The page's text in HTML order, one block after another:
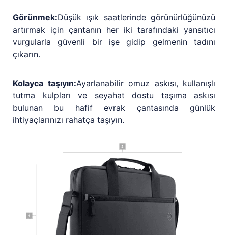
Görünmek:Düşük ışık saatlerinde görünürlüğünüzü
artırmak için çantanın her iki tarafındaki yansıtıcı
vurgularla güvenli bir işe gidip gelmenin tadını
çıkarın.
Kolayca taşıyın:Ayarlanabilir omuz askısı, kullanışlı
tutma kulpları ve seyahat dostu taşıma askısı
bulunan bu hafif evrak çantasında günlük
ihtiyaçlarınızı rahatça taşıyın.